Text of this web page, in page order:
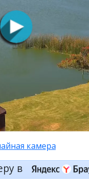
камера
в